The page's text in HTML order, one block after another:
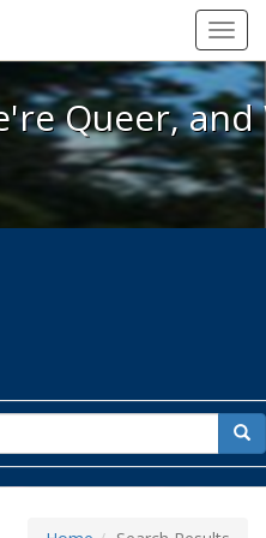
We're Queer, and
Queer,
for